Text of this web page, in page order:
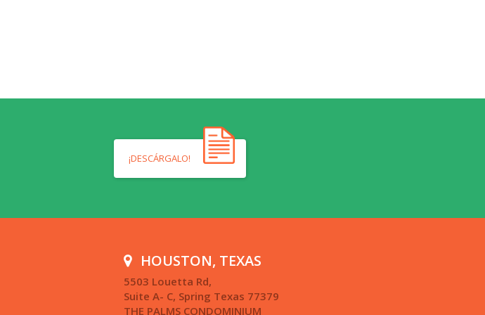
¡DESCÁRGALO!
HOUSTON, TEXAS
5503 Louetta Rd,
Suite A- C, Spring Texas 77379
THE PALMS CONDOMINIUM